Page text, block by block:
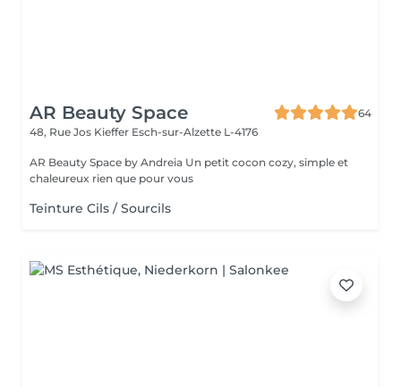
AR Beauty Space
64
48, Rue Jos Kieffer Esch-sur-Alzette L-4176
AR Beauty Space by Andreia Un petit cocon cozy, simple et
chaleureux rien que pour vous
Teinture Cils / Sourcils